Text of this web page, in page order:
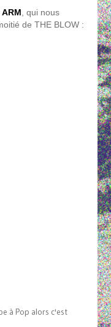
ARM , qui nous
de THE BLOW :
à Pop alors c'est